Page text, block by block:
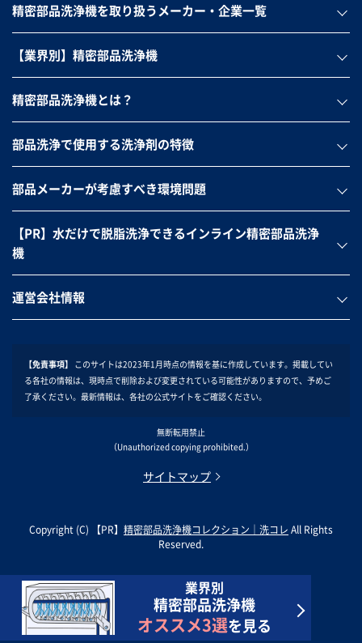
業界別
精密部品洗浄機
オススメ3選を見る
精密部品洗浄機を取り扱うメーカー・企業一覧
【業界別】精密部品洗浄機
精密部品洗浄機とは？
部品洗浄で使用する洗浄剤の特徴
部品メーカーが考慮すべき環境問題
【PR】水だけで脱脂洗浄できるインライン精密部品洗浄
機
運営会社情報
【免責事項】 このサイトは2023年1月時点の情報を基に作成しています。掲載してい
る各社の情報は、現時点で削除および変更されている可能性がありますので、予めご
了承ください。最新情報は、各社の公式サイトをご確認ください。
無断転用禁止
（Unauthorized copying prohibited.）
サイトマップ
Copyright (C) 【PR】 精密部品洗浄機コレクション｜洗コレ All Rights
Reserved.